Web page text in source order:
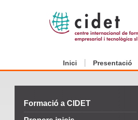
Inici Presentació
Formació a CIDET